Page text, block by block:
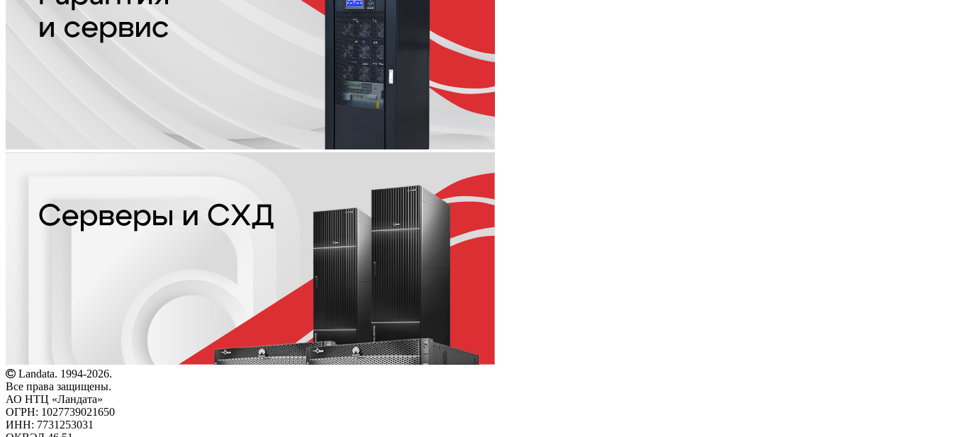
Landata. 1994-2026.
Все права защищены.
АО НТЦ «Ландата»
ОГРН: 1027739021650
ИНН: 7731253031